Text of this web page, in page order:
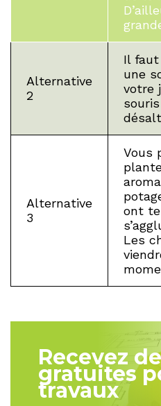
Alternative
2
Il faut
une
votre
Alternative
3
Vous
ont
Les
Recevez
gratuites
travaux